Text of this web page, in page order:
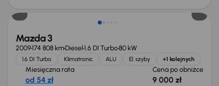
Mazda 3
2009174 808 kmDiesel1.6 DI Turbo80 kW
1.6 DI Turbo Klimatronic ALU El. szyby +1 kolejnych
Miesięczna rata
od 54 zł
Cena po obniżce
9 000 zł